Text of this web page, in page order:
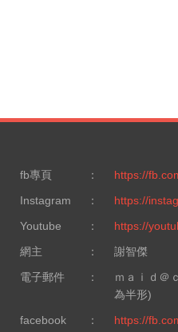
fb專頁 ：
https://
Instagram
：
https://
Youtube
：
https://
網主
：
謝智傑
電子郵件
：
ｍａｉｄ＠
為半形)
facebook
：
https://